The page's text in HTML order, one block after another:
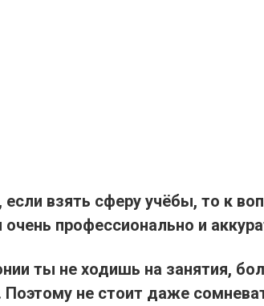
если взять сферу учёбы, то к
очень профессионально и
ты не ходишь на занятия,
Поэтому не стоит даже